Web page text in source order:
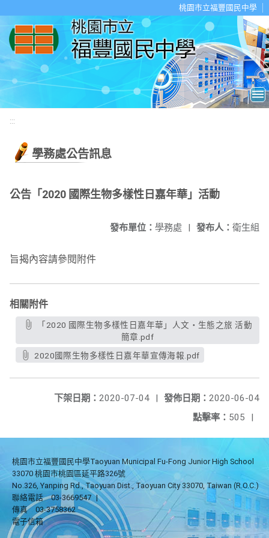
桃園市立福豐國民中學
:::
學務處公告訊息
公告「2020 國際生物多樣性日嘉年華」活動
發布人： 衛生組
發布單位： 學務處 |
旨揭內容請參閱附件
相關附件
簡章.pdf
2020國際生物多樣性日嘉年華宣傳海報.pdf
發佈日期： 2020-06-04
下架日期： 2020-07-04
|
點擊率： 505 |
桃園市立福豐國民中學Taoyuan Municipal Fu-Fong Junior High School
33070 桃園市桃園區延平路326號
No.326, Yanping Rd., Taoyuan Dist., Taoyuan City 33070, Taiwan (R.O.C.)
聯絡電話
03-3669547 |
傳真
03-3758362
電子信箱